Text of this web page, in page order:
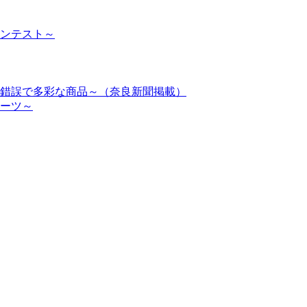
テスト～
で多彩な商品～（奈良新聞掲載）
ツ～